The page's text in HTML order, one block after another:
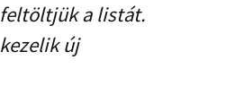
a listát.
új